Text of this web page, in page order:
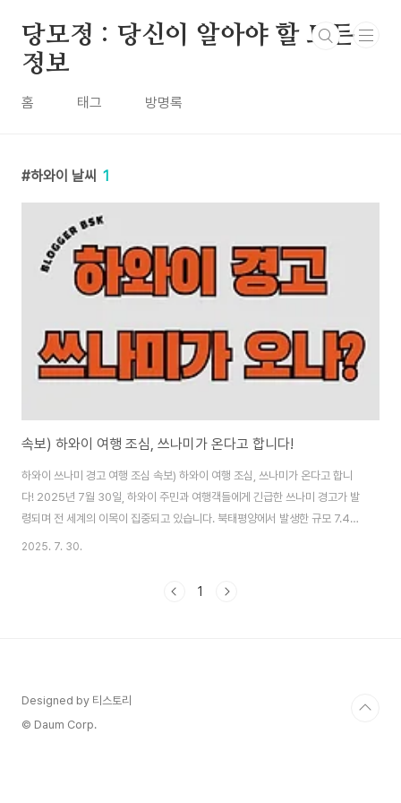
당모정 : 당신이 알아야 할 모든
정보
홈 태그 방명록
하와이 날씨 1
속보) 하와이 여행 조심, 쓰나미가 온다고 합니다!
하와이 쓰나미 경고 여행 조심 속보) 하와이 여행 조심, 쓰나미가 온다고 합니
다! 2025년 7월 30일, 하와이 주민과 여행객들에게 긴급한 쓰나미 경고가 발
령되며 전 세계의 이목이 집중되고 있습니다. 북태평양에서 발생한 규모 7.4의
강진으로 인해 하와이 전역에 쓰나미 주의보가 발령되었으며, 일부 지역에서는
백만 명이 방문하는 인기 휴양지입니다. 특히 7월과 8월은 하와이 여행의 성수
2025. 7. 30.
1
Designed by 티스토리
© Daum Corp.